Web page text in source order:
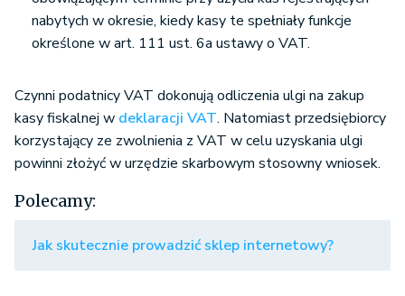
nabytych w okresie, kiedy kasy te spełniały funkcje
określone w art. 111 ust. 6a ustawy o VAT.
Czynni podatnicy VAT dokonują odliczenia ulgi na zakup
kasy fiskalnej w deklaracji VAT. Natomiast przedsiębiorcy
korzystający ze zwolnienia z VAT w celu uzyskania ulgi
powinni złożyć w urzędzie skarbowym stosowny wniosek.
Polecamy:
Jak skutecznie prowadzić sklep internetowy?